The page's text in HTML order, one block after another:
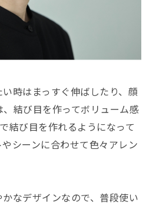
時はまっすぐ伸ばしたり、顔
結び目を作ってボリューム感
結び目を作れるようになって
シーンに合わせて色々アレン
なデザインなので、普段使い